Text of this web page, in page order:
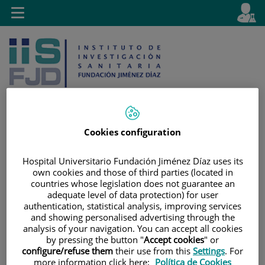
Saltar al contenido
contenido
activo
es
Toggle
navigation
Cookies configuration
Hospital Universitario Fundación Jiménez Díaz uses its
own cookies and those of third parties (located in
countries whose legislation does not guarantee an
adequate level of data protection) for user
authentication, statistical analysis, improving services
and showing personalised advertising through the
analysis of your navigation. You can accept all cookies
by pressing the button "Accept cookies" or
configure/refuse them their use from this Settings. For
more information click here: Política de Cookies